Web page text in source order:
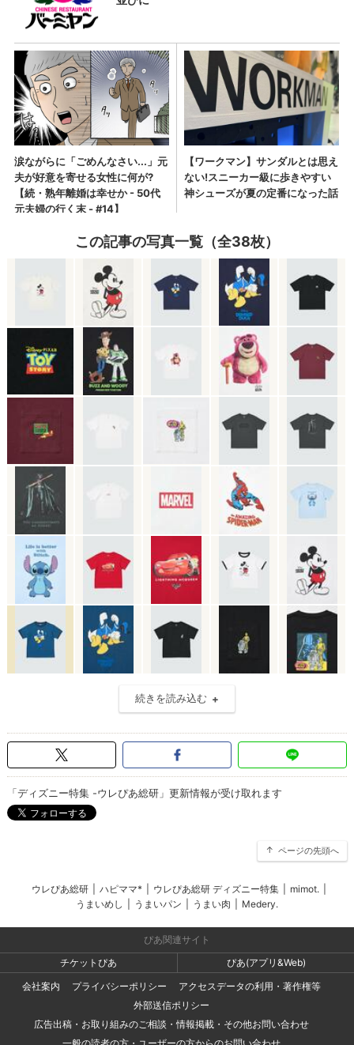
この記事の写真一覧（全38枚）
続きを読み込む
「ディズニー特集 -ウレぴあ総研」更新情報が受け取れます
ページの先頭へ
ウレぴあ総研 ハピママ* ウレぴあ総研 ディズニー特集 mimot.
うまいめし
うまいパン うまい肉 Medery.
ぴあ関連サイト
チケットぴあ
ぴあ(アプリ&Web)
会社案内
プライバシーポリシー
アクセスデータの利用・著作権等
外部送信ポリシー
広告出稿・お取り組みのご相談・情報掲載・その他お問い合わせ